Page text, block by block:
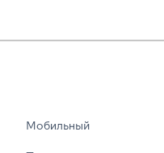
Мобильный